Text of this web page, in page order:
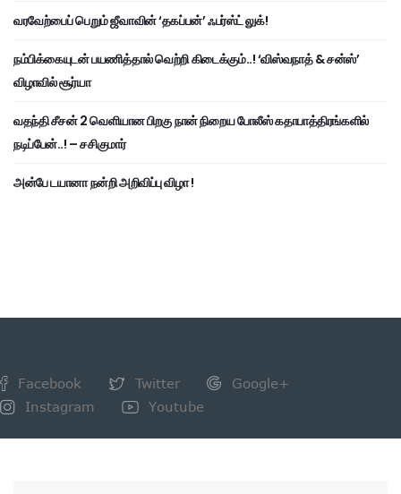
வரவேற்பைப் பெறும் ஜீவாவின் ‘தகப்பன்’ ஃபர்ஸ்ட் லுக்!
நம்பிக்கையுடன் பயணித்தால் வெற்றி கிடைக்கும்..! ‘விஸ்வநாத் & சன்ஸ்’
விழாவில் சூர்யா
வதந்தி சீசன் 2 வெளியான பிறகு நான் நிறைய போலீஸ் கதாபாத்திரங்களில்
நடிப்பேன்..! – சசிகுமார்
அன்பே டயானா நன்றி அறிவிப்பு விழா !
Facebook Twitter
Google+
Instagram
Youtube